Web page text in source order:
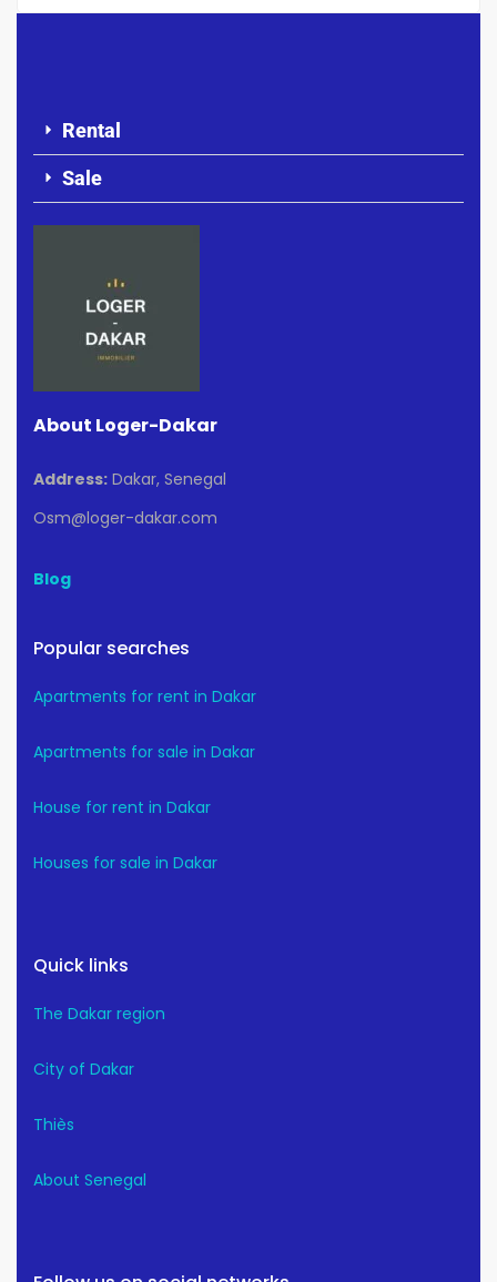
Rental
Sale
About Loger-Dakar
Address: Dakar, Senegal
Osm@loger-dakar.com
Blog
Popular searches
Apartments for rent in Dakar
Apartments for sale in Dakar
House for rent in Dakar
Houses for sale in Dakar
Quick links
The Dakar region
City of Dakar
Thiès
About Senegal